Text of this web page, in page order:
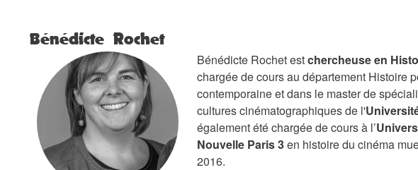
Bénédicte Rochet
Bénédicte Rochetestchercheuse en
chargée de cours au département Histoire
contemporaine et dans le master de
cultures cinématographiques de l'
également été chargée de cours à l’
Nouvelle Paris 3en histoire du cinéma
2016.